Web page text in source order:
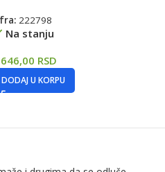
222798
Na stanju
RSD
DODAJ U KORPU